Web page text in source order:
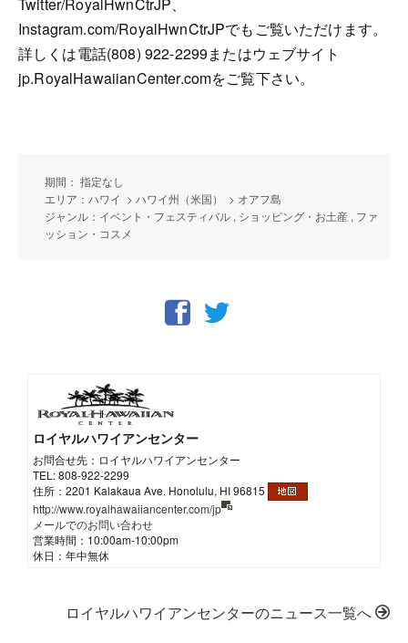
Instagram.com/RoyalHwnCtrJPでもご覧いただけます。
詳しくは電話(808) 922-2299またはウェブサイト
jp.RoyalHawaiianCenter.comをご覧下さい。
期間： 指定なし
エリア：ハワイ > ハワイ州（米国） > オアフ島
ジャンル：イベント・フェスティバル , ショッピング・お土産 , ファ
ッション・コスメ
ロイヤルハワイアンセンター
お問合せ先：ロイヤルハワイアンセンター
TEL: 808-922-2299
住所：2201 Kalakaua Ave. Honolulu, HI 96815
http://www.royalhawaiiancenter.com/jp
メールでのお問い合わせ
営業時間：10:00am-10:00pm
休日：年中無休
ロイヤルハワイアンセンターのニュース一覧へ